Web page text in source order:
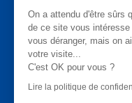
On a attendu d'être sûrs
de ce site vous intéresse
vous déranger, mais on
votre visite...
C'est OK pour vous ?
Lire la politique de